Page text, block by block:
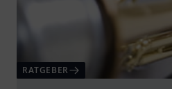
RATGEBER